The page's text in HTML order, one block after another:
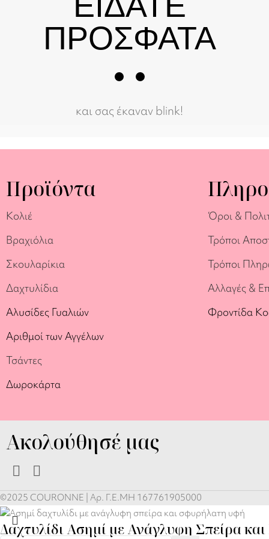
ΠΡΟΣΦΑΤΑ
και σας έκαναν blink!
Προϊόντα
Κολιέ
Βραχιόλια
Σκουλαρίκια
Δαχτυλίδια
Αλυσίδες Γυαλιών
Αριθμοί των Αγγέλων
Τσάντες
Δωροκάρτα
Όροι &
Τρόποι
Τρόποι
Αλλαγές &
Φροντίδα
Ακολούθησέ μας
©2025 COURONNE | Αρ. Γ.Ε.ΜΗ 167761905000
Δαχτυλίδι Ασημί με Ανάγλυφη Σπείρα